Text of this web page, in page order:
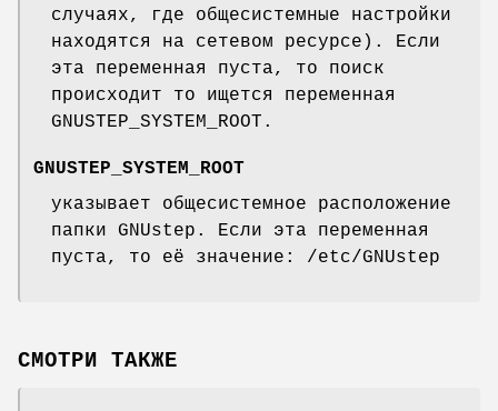
случаях, где общесистемные настройки
находятся на сетевом ресурсе). Если
эта переменная пуста, то поиск
происходит то ищется переменная
GNUSTEP_SYSTEM_ROOT.
GNUSTEP_SYSTEM_ROOT
указывает общесистемное расположение
папки GNUstep. Если эта переменная
пуста, то её значение: /etc/GNUstep
СМОТРИ ТАКЖЕ